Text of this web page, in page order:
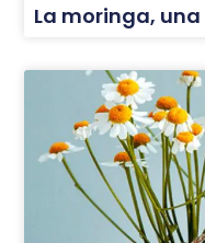
La moringa,